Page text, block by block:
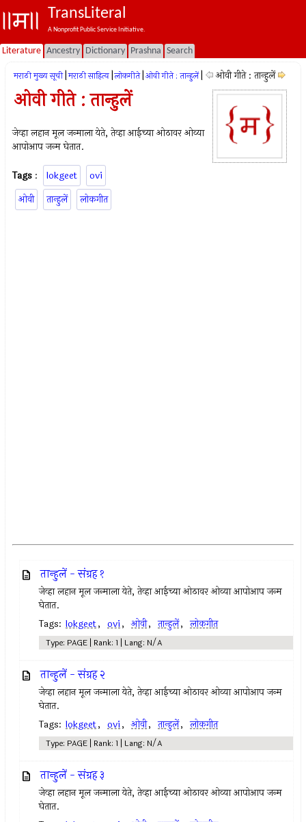
TransLiteral
A Nonprofit Public Service Initiative.
Literature Ancestry Dictionary Prashna Search
मराठी मुख्य सूची मराठी साहित्य लोकगीते ओवी गीते : तान्हुलें ओवी गीते : तान्हुलें
ओवी गीते : तान्हुलें
जेव्हा लहान मूल जन्माला येते, तेव्हा आईच्या ओठावर ओव्या
आपोआप जन्म घेतात.
Tags : lokgeet
ovi
ओवी
तान्हुलें लोकगीत
तान्हुलें - संग्रह १
जेव्हा लहान मूल जन्माला येते, तेव्हा आईच्या ओठावर ओव्या आपोआप जन्म
घेतात.
Tags: lokgeet, ovi, ओवी, तान्हुलें, लोकगीत
Type: PAGE | Rank: 1 | Lang: N/A
तान्हुलें - संग्रह २
जेव्हा लहान मूल जन्माला येते, तेव्हा आईच्या ओठावर ओव्या आपोआप जन्म
घेतात.
Tags: lokgeet, ovi, ओवी, तान्हुलें, लोकगीत
Type: PAGE | Rank: 1 | Lang: N/A
तान्हुलें - संग्रह ३
जेव्हा लहान मूल जन्माला येते, तेव्हा आईच्या ओठावर ओव्या आपोआप जन्म
घेतात.